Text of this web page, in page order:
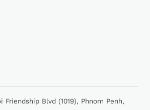
Friendship Blvd (1019), Phnom Penh,